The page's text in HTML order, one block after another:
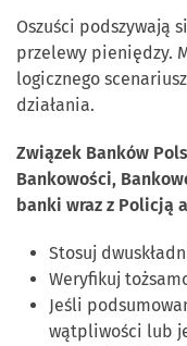
Oszuści podszywają
przelewy pieniędzy.
logicznego
działania.
Związek Banków
Bankowości,
banki wraz z Policją
Stosuj
Weryfikuj
Jeśli
wątpliwości lub